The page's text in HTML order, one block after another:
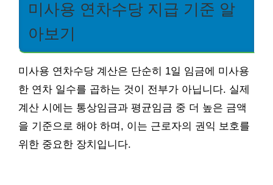
미사용 연차수당 지급 기준 알
아보기
미사용 연차수당 계산은 단순히 1일 임금에 미사용
한 연차 일수를 곱하는 것이 전부가 아닙니다. 실제
계산 시에는 통상임금과 평균임금 중 더 높은 금액
을 기준으로 해야 하며, 이는 근로자의 권익 보호를
위한 중요한 장치입니다.